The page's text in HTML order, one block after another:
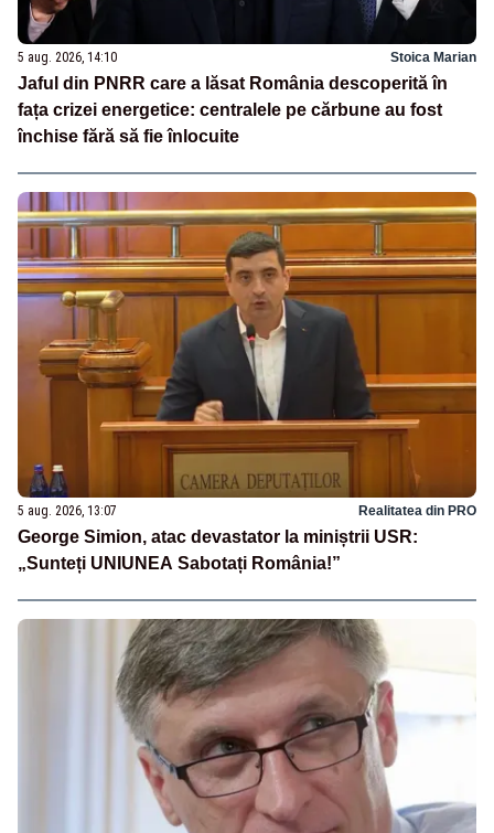
5 aug. 2026, 14:10 Stoica Marian
Jaful din PNRR care a lăsat România descoperită în
fața crizei energetice: centralele pe cărbune au fost
închise fără să fie înlocuite
5 aug. 2026, 13:07 Realitatea din PRO
George Simion, atac devastator la miniștrii USR:
„Sunteți UNIUNEA Sabotați România!”